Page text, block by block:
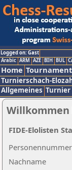
Logged on: Gast
Arabic ARM AZE BIH BUL
Home
Turnierschach-
Allgemeines Turnier
Willkommen
Nachname
Personennummer
FIDE-Elolisten